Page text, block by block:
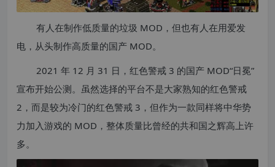
有人在制作低质量的垃圾 MOD，但也有人在用爱发
电，从头制作高质量的国产 MOD。
2021 年 12 月 31 日，红色警戒 3 的国产 MOD“日冕”
宣布开始公测。虽然选择的平台不是大家熟知的红色警戒
2，而是较为冷门的红色警戒 3，但作为一款同样将中华势
力加入游戏的 MOD，整体质量比曾经的共和国之辉高上许
多。